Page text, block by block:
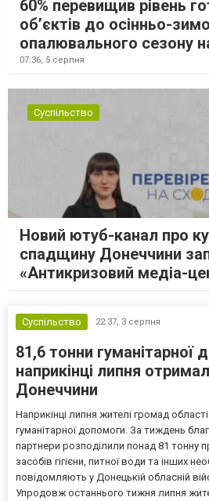
60% перевищив рівень
об’єктів до осінньо-
опалювального сезону
07:36, 5 серпня
Суспільство
Новий ютуб-канал про
спадщину Донеччини
«Антикризовий медіа-
Суспільство 22:37, 3 серпня
81,6 тонни гуманітарної
наприкінці липня
Донеччини
Наприкінці липня жителі громад
гуманітарної допомоги. За тиждень
партнери розподілили понад 81 тонну
засобів гігієни, питної води та інших
повідомляють у Донецькій обласній
Упродовж останнього тижня липня